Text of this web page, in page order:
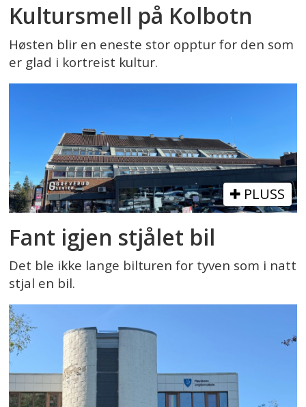
Kultursmell på Kolbotn
Høsten blir en eneste stor opptur for den som
er glad i kortreist kultur.
PLUSS
Fant igjen stjålet bil
Det ble ikke lange bilturen for tyven som i natt
stjal en bil.